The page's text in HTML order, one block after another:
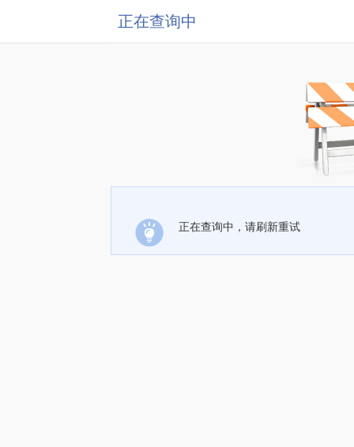
正在查询中
正在查询中，请刷新重试